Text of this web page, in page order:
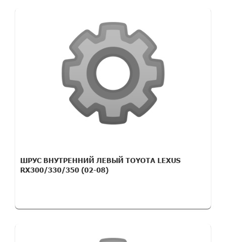
ШРУС ВНУТРЕННИЙ ЛЕВЫЙ TOYOTA LEXUS
RX300/330/350 (02-08)